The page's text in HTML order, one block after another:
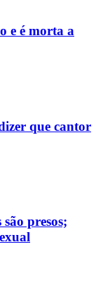
e é morta a
que cantor
presos;